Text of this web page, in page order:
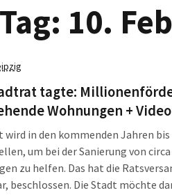
Tag: 10.
tagte:
Wohnungen + Video
wird in den kommenden Jahren
um bei der Sanierung von
zu helfen. Das hat die
beschlossen. Die Stadt möchte